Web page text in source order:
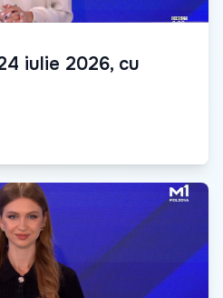
iulie 2026, cu